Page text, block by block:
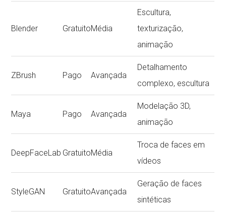
Blender GratuitoMédia
Escultura,
texturização,
animação
ZBrush Pago Avançada
Detalhamento
complexo, escultura
Maya Pago Avançada
Modelação 3D,
animação
DeepFaceLab GratuitoMédia
Troca de faces em
vídeos
StyleGAN GratuitoAvançada
Geração de faces
sintéticas